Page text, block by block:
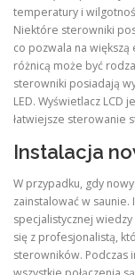
temperatury i
Niektóre sterowniki
co pozwala na większą
różnicą może być
sterowniki posiadają
LED. Wyświetlacz LCD
łatwiejsze sterowanie
Instalacja
W przypadku, gdy
zainstalować w
specjalistycznej
się z profesjonalistą,
sterowników. Podczas